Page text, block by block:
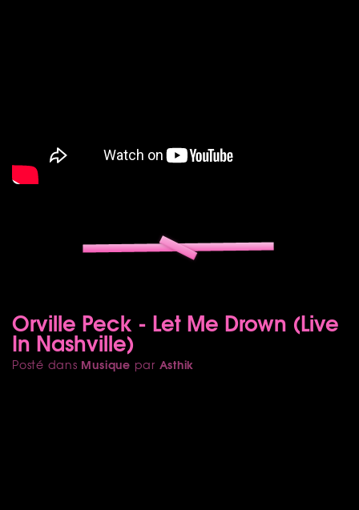
Orville Peck - Let Me Drown (Live
In Nashville)
Posté dans Musique par Asthik